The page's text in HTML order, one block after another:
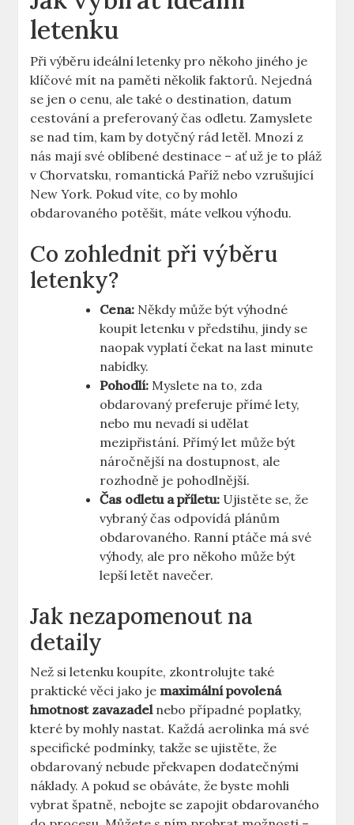
letenku
Při výběru ideální letenky pro někoho jiného je
klíčové mít na paměti několik faktorů. Nejedná
se jen o cenu, ale také o destination, datum
cestování a preferovaný čas odletu. Zamyslete
se nad tím, kam by dotyčný rád letěl. Mnozí z
nás mají své oblíbené destinace – ať už je to pláž
v Chorvatsku, romantická Paříž nebo vzrušující
New York. Pokud víte, co by mohlo
obdarovaného potěšit, máte velkou výhodu.
Co zohlednit při výběru
letenky?
Cena: Někdy může být výhodné
koupit letenku v předstihu, jindy se
naopak vyplatí čekat na last minute
nabídky.
Pohodlí: Myslete na to, zda
obdarovaný preferuje přímé lety,
nebo mu nevadí si udělat
mezipřistání. Přímý let může být
náročnější na dostupnost, ale
rozhodně je pohodlnější.
Čas odletu a příletu: Ujistěte se, že
vybraný čas odpovídá plánům
obdarovaného. Ranní ptáče má své
výhody, ale pro někoho může být
lepší letět navečer.
Jak nezapomenout na
detaily
Než si letenku koupíte, zkontrolujte také
praktické věci jako je maximální povolená
hmotnost zavazadelnebo případné poplatky,
které by mohly nastat. Každá aerolinka má své
specifické podmínky, takže se ujistěte, že
obdarovaný nebude překvapen dodatečnými
náklady. A pokud se obáváte, že byste mohli
vybrat špatně, nebojte se zapojit obdarovaného